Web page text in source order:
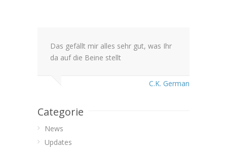
Das gefällt mir alles sehr gut, was Ihr
da auf die Beine stellt
C.K. German
Categorie
News
Updates